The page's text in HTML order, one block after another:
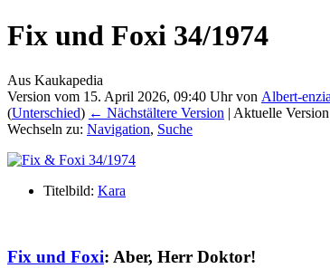
Fix und Foxi 34/1974
Aus Kaukapedia
Version vom 15. April 2026, 09:40 Uhr von Albert-
(Unterschied) ← Nächstältere Version | Aktuelle
Wechseln zu: Navigation, Suche
Titelbild: Kara
Fix und Foxi: Aber, Herr Doktor!